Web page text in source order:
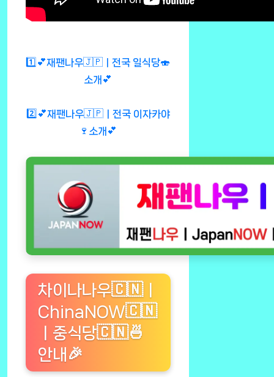
1️⃣💕재팬나우🇯🇵ㅣ전국 일식당🍣
소개💕
2️⃣💕재팬나우🇯🇵ㅣ전국 이자카야
🍷소개💕
차이나나우🇨🇳ㅣ
ChinaNOW🇨🇳
ㅣ중식당🇨🇳🍜
안내🎉